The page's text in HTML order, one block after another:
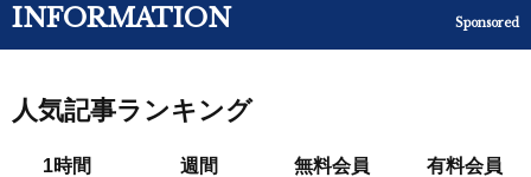
INFORMATION Sponsored
人気記事ランキング
1時間 週間 無料会員 有料会員